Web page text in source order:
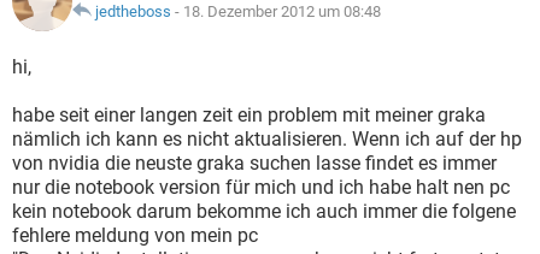
FACEBOOK HARDWARE
WHATSAPP
FACEBOOK
ANDROID IOS
FACEBOOK HARDWARE
SPIELE
ANDROID
WINDOWS 10 INSTAGRAM
WHATSAPP TIKTOK
FACEBOOK HARDWARE
jedtheboss - 18. Dezember 2012 um 08:48
hi,
habe seit einer langen zeit ein problem mit meiner graka
nämlich ich kann es nicht aktualisieren. Wenn ich auf der hp
von nvidia die neuste graka suchen lasse findet es immer
nur die notebook version für mich und ich habe halt nen pc
kein notebook darum bekomme ich auch immer die folgene
fehlere meldung von mein pc